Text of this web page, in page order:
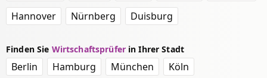
Hannover
Nürnberg Duisburg
Finden Sie Wirtschaftsprüferin Ihrer Stadt
Berlin Hamburg München
Köln